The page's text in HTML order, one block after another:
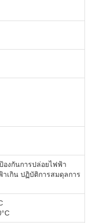
องกันการปล่อยไฟฟ้า
เกิน ปฏิบัติการสมดุลการ